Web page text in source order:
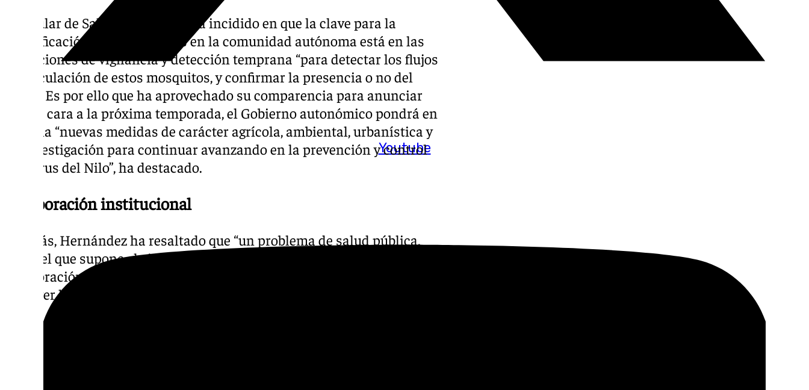
Youtube
La titular de Salud y Consumo ha incidido en que la clave para la
identificación precoz del virus en la comunidad autónoma está en las
actuaciones de vigilancia y detección temprana “para detectar los flujos
de circulación de estos mosquitos, y confirmar la presencia o no del
virus”. Es por ello que ha aprovechado su comparencia para anunciar
que de cara a la próxima temporada, el Gobierno autonómico pondrá en
marcha “nuevas medidas de carácter agrícola, ambiental, urbanística y
de investigación para continuar avanzando en la prevención y control
del Virus del Nilo”, ha destacado.
Colaboración institucional
Además, Hernández ha resaltado que “un problema de salud pública,
como el que supone el virus del Nilo, sólo puede abordarse desde la
colaboración institucional, ya que a todos nos mueve un objetivo común:
proteger la salud de la ciudadanía”.
A pesar de que la consejera ha incidido en que aunque según los